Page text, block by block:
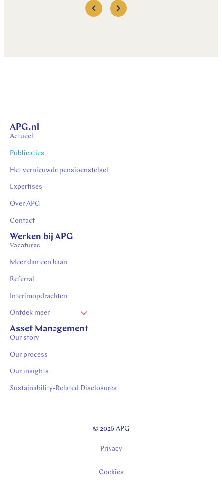
APG.nl
Actueel
Publicaties
Het vernieuwde pensioenstelsel
Expertises
Over APG
Contact
Werken bij APG
Vacatures
Meer dan een baan
Referral
Interimopdrachten
Ontdek meer
Vacatures Zuid Limburg
Stages in Zuid-Limburg
Asset Management
Our story
Our process
Our insights
Sustainability-Related Disclosures
© 2026 APG
Privacy
Cookies